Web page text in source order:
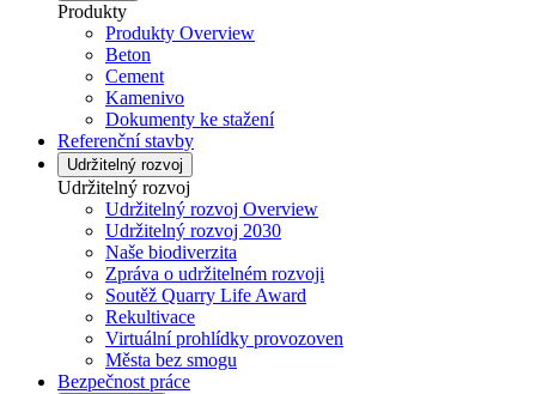
Produkty
Produkty Overview
Beton
Cement
Kamenivo
Dokumenty ke stažení
Referenční stavby
Udržitelný rozvoj
Udržitelný rozvoj
Udržitelný rozvoj Overview
Udržitelný rozvoj 2030
Naše biodiverzita
Zpráva o udržitelném rozvoji
Soutěž Quarry Life Award
Rekultivace
Virtuální prohlídky provozoven
Města bez smogu
Bezpečnost práce